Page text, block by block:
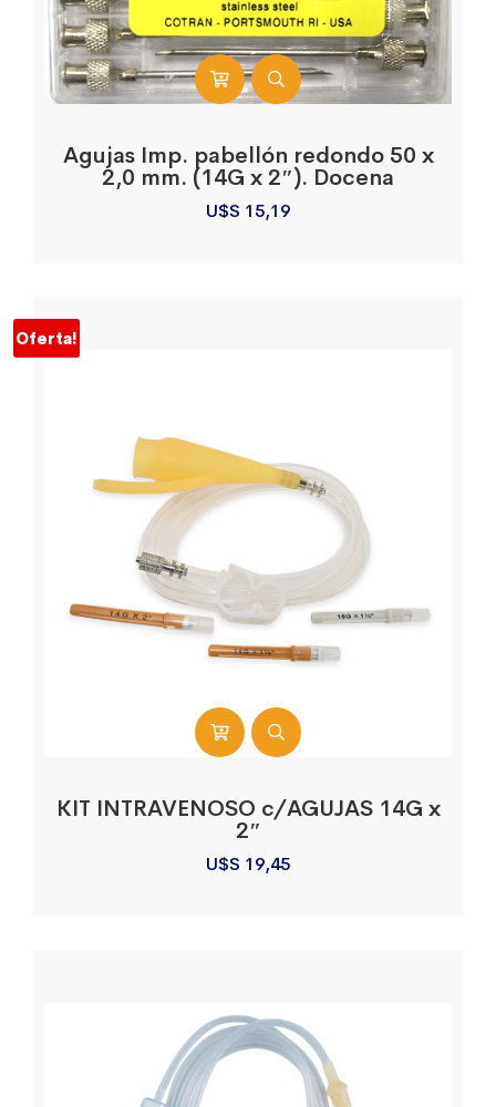
Agujas Imp. pabellón redondo 50 x
2,0 mm. (14G x 2″). Docena
U$S 15,19
KIT INTRAVENOSO c/AGUJAS 14G x
2″
U$S 19,45
Oferta!